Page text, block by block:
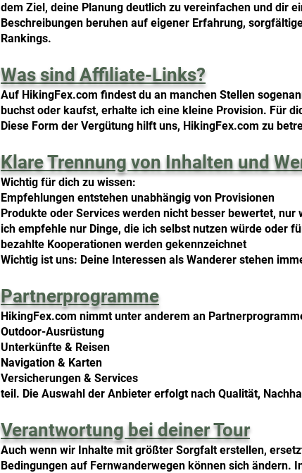
dem Ziel, deine Planung deutlich zu vereinfachen und dir
Beschreibungen beruhen auf eigener Erfahrung,
Rankings.
Was sind Affiliate-Links?
Auf HikingFex.com findest du an manchen Stellen
buchst oder kaufst, erhalte ich eine kleine Provision. Für
Diese Form der Vergütung hilft uns, HikingFex.com zu
Klare Trennung von Inhalten und
Wichtig für dich zu wissen:
Empfehlungen entstehen unabhängig von Provisionen
Produkte oder Services werden nicht besser bewertet,
ich empfehle nur Dinge, die ich selbst nutzen würde oder
bezahlte Kooperationen werden gekennzeichnet
Wichtig ist uns: Deine Interessen als Wanderer stehen
Partnerprogramme
HikingFex.com nimmt unter anderem an
Outdoor-Ausrüstung
Unterkünfte & Reisen
Navigation & Karten
Versicherungen & Services
teil. Die Auswahl der Anbieter erfolgt nach Qualität,
Verantwortung bei deiner Tour
Auch wenn wir Inhalte mit größter Sorgfalt erstellen,
Bedingungen auf Fernwanderwegen können sich